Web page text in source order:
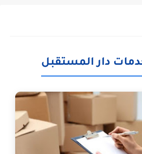
دار المستقبل